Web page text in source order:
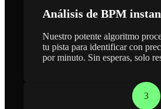
Análisis de BPM
Nuestro potente algoritmo
tu pista para identificar con
por minuto. Sin esperas, solo
3